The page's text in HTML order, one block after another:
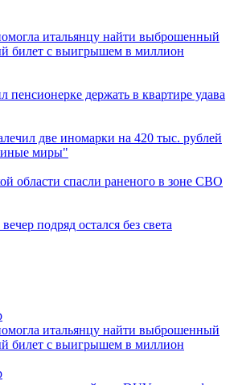
итальянцу найти выброшенный
билет с выигрышем в миллион
пенсионерке держать в квартире удава
две иномарки на 420 тыс. рублей
иные миры"
области спасли раненого в зоне СВО
подряд остался без света
итальянцу найти выброшенный
билет с выигрышем в миллион